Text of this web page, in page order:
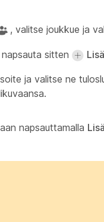
, valitse joukkue ja
sitten
ja valitse ne
napsauttamalla